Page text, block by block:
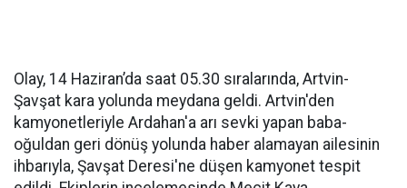
Olay, 14 Haziran’da saat 05.30 sıralarında, Artvin-
Şavşat kara yolunda meydana geldi. Artvin'den
kamyonetleriyle Ardahan'a arı sevki yapan baba-
oğuldan geri dönüş yolunda haber alamayan ailesinin
ihbarıyla, Şavşat Deresi'ne düşen kamyonet tespit